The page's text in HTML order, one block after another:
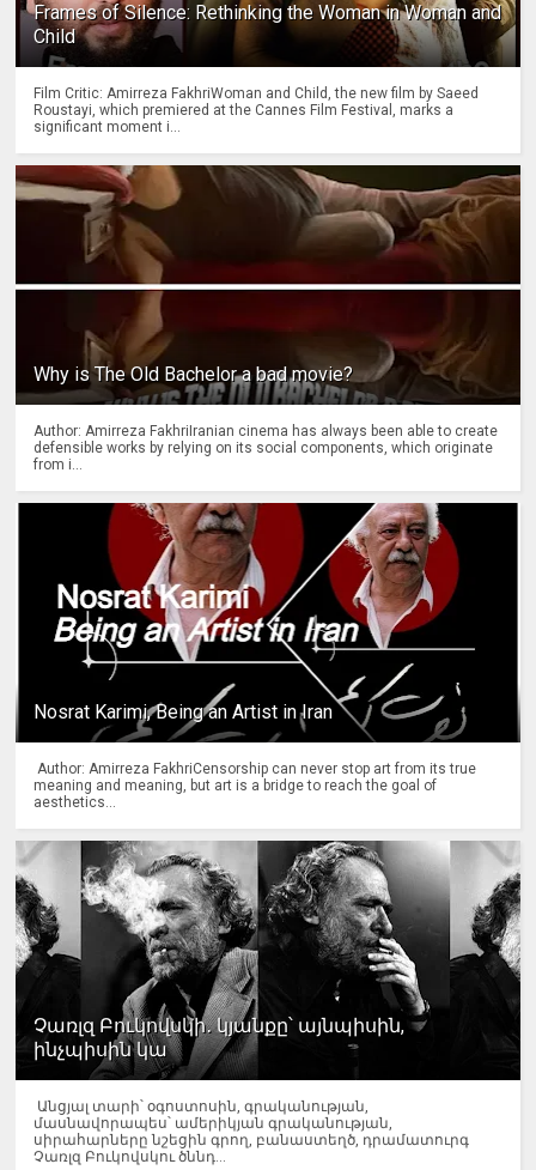
Frames of Silence: Rethinking the Woman in Woman and
Child
Film Critic: Amirreza FakhriWoman and Child, the new film by Saeed
Roustayi, which premiered at the Cannes Film Festival, marks a
significant moment i...
Why is The Old Bachelor a bad movie?
Author: Amirreza FakhriIranian cinema has always been able to create
defensible works by relying on its social components, which originate
from i...
Nosrat Karimi, Being an Artist in Iran
Author: Amirreza FakhriCensorship can never stop art from its true
meaning and meaning, but art is a bridge to reach the goal of
aesthetics...
Չառլզ Բուկովսկի․ կյանքը՝ այնպիսին,
ինչպիսին կա
Անցյալ տարի՝ օգոստոսին, գրականության,
մասնավորապես՝ ամերիկյան գրականության,
սիրահարները նշեցին գրող, բանաստեղծ, դրամատուրգ
Չառլզ Բուկովսկու ծննդ...